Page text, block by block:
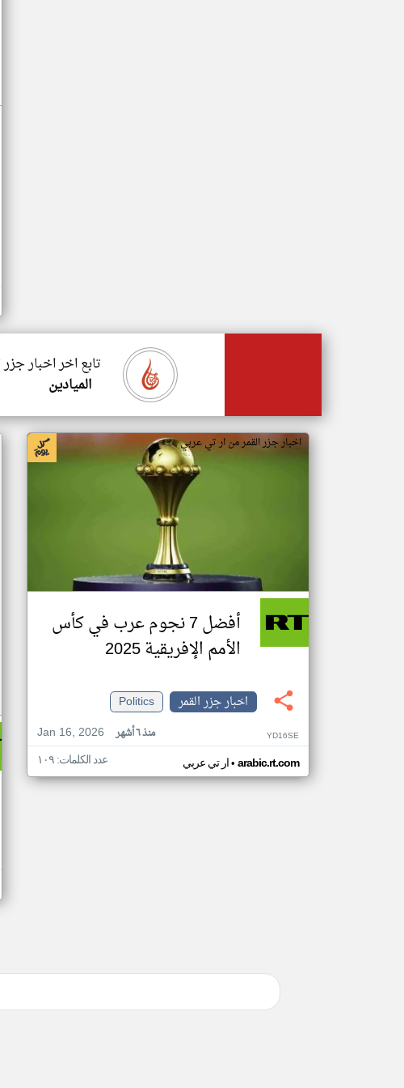
تابع اخر اخبار
الميادين
اخبار جزر القمر من ار تي عربي
أفضل 7 نجوم عرب في كأس
الأمم الإفريقية 2025
اخبار جزر القمر
Politics
Jan 16, 2026
منذ ٦ أشهر YD16SE
ار تي عربي• arabic.rt.com عدد الكلمات: ١٠٩